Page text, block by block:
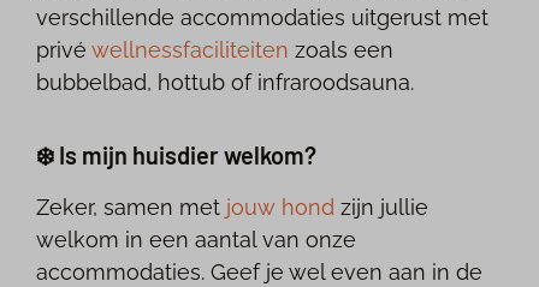
verschillende accommodaties uitgerust met
privéwellnessfaciliteiten zoals een
bubbelbad, hottub of infraroodsauna.
❄️ Is mijn huisdier welkom?
Zeker, samen met jouw hond zijn jullie
welkom in een aantal van onze
accommodaties. Geef je wel even aan in de